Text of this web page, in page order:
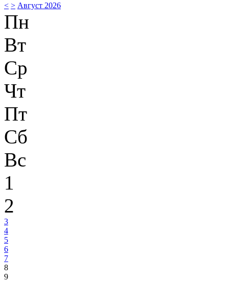
< > Август 2026
Пн
Вт
Ср
Чт
Пт
Сб
Вс
1
2
3
4
5
6
7
8
9